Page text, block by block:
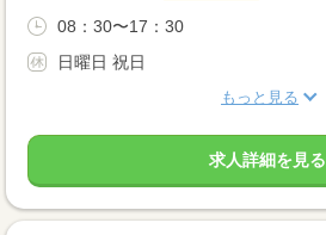
08：30〜17：30
日曜日 祝日
もっと見る
求人詳細を見る